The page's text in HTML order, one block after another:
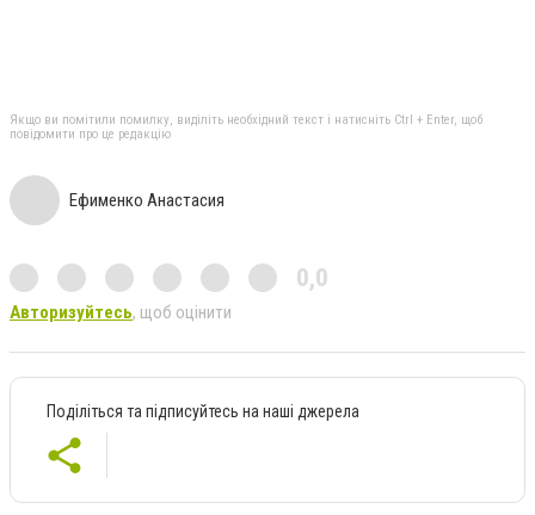
Якщо ви помітили помилку, виділіть необхідний текст і натисніть Ctrl + Enter, щоб
повідомити про це редакцію
Ефименко Анастасия
0,0
Авторизуйтесь, щоб оцінити
Поділіться та підписуйтесь на наші джерела